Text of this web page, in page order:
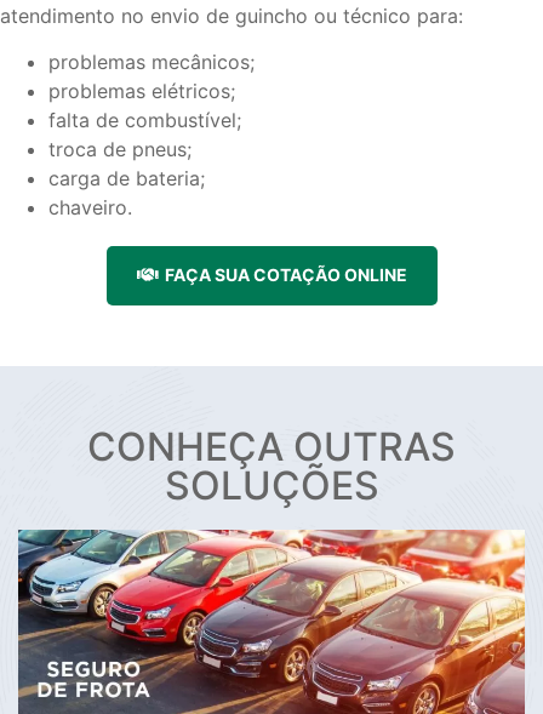
atendimento no envio de guincho ou técnico para:
problemas mecânicos;
problemas elétricos;
falta de combustível;
troca de pneus;
carga de bateria;
chaveiro.
FAÇA SUA COTAÇÃO ONLINE
CONHEÇA OUTRAS
SOLUÇÕES